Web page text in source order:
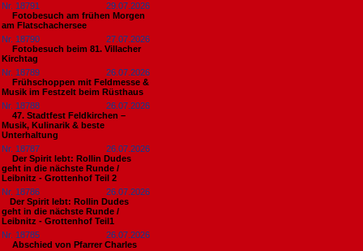
Nr. 18791
29.07.2026
Fotobesuch am frühen Morgen
am Flatschachersee
Nr. 18790
27.07.2026
Fotobesuch beim 81. Villacher
Kirchtag
Nr. 18789
26.07.2026
Frühschoppen mit Feldmesse &
Musik im Festzelt beim Rüsthaus
Nr. 18788
26.07.2026
47. Stadtfest Feldkirchen –
Musik, Kulinarik & beste
Unterhaltung
Nr. 18787
26.07.2026
Der Spirit lebt: Rollin Dudes
geht in die nächste Runde /
Leibnitz - Grottenhof Teil 2
Nr. 18786
26.07.2026
​Der Spirit lebt: Rollin Dudes
geht in die nächste Runde /
Leibnitz - Grottenhof Teil1
Nr. 18785
26.07.2026
Abschied von Pfarrer Charles